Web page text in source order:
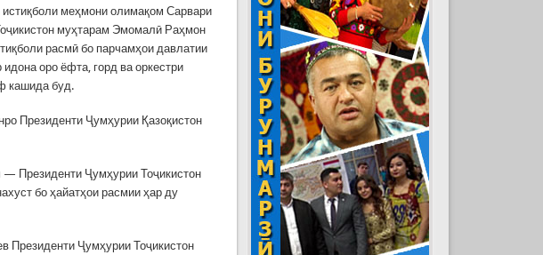
истиқболи меҳмони олимақом Сарвари
муҳтарам Эмомалӣ Раҳмон
расмӣ бо парчамҳои давлатии
оро ёфта, горд ва оркестри
кашида буд.
Президенти Ҷумҳурии Қазоқистон
Президенти Ҷумҳурии Тоҷикистон
бо ҳайатҳои расмии ҳар ду
Президенти Ҷумҳурии Тоҷикистон